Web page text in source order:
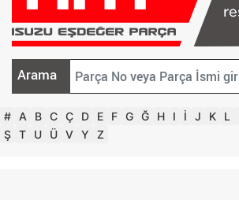
Arama
# A B C Ç D E F G Ğ H I İ J K L
Ş T U Ü V Y Z